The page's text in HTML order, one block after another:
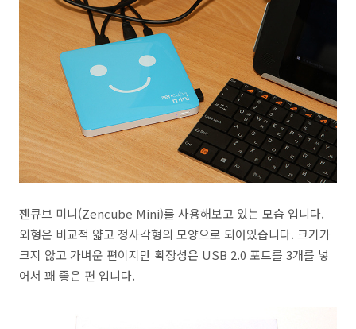
젠큐브 미니(Zencube Mini)를 사용해보고 있는 모습 입니다.
외형은 비교적 얇고 정사각형의 모양으로 되어있습니다. 크기가
크지 않고 가벼운 편이지만 확장성은 USB 2.0 포트를 3개를 넣
어서 꽤 좋은 편 입니다.